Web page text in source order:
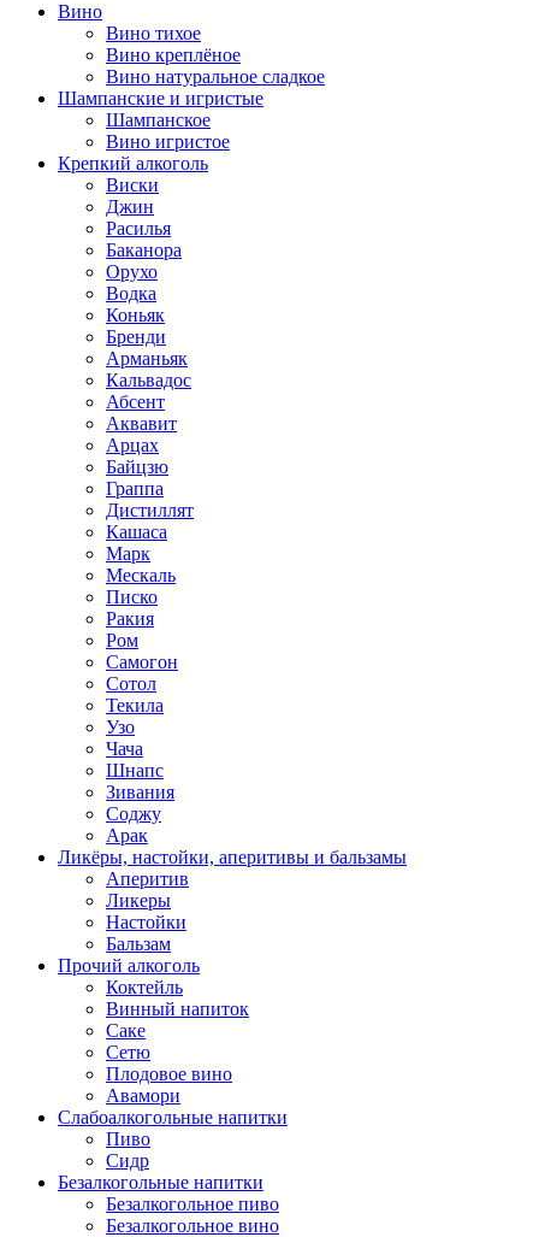
Вино
Вино тихое
Вино креплёное
Вино натуральное сладкое
Шампанские и игристые
Шампанское
Вино игристое
Крепкий алкоголь
Виски
Джин
Расилья
Баканора
Орухо
Водка
Коньяк
Бренди
Арманьяк
Кальвадос
Абсент
Аквавит
Арцах
Байцзю
Граппа
Дистиллят
Кашаса
Марк
Мескаль
Писко
Ракия
Ром
Самогон
Сотол
Текила
Узо
Чача
Шнапс
Зивания
Соджу
Арак
Ликёры, настойки, аперитивы и бальзамы
Аперитив
Ликеры
Настойки
Бальзам
Прочий алкоголь
Коктейль
Винный напиток
Саке
Сетю
Плодовое вино
Авамори
Слабоалкогольные напитки
Пиво
Сидр
Безалкогольные напитки
Безалкогольное пиво
Безалкогольное вино